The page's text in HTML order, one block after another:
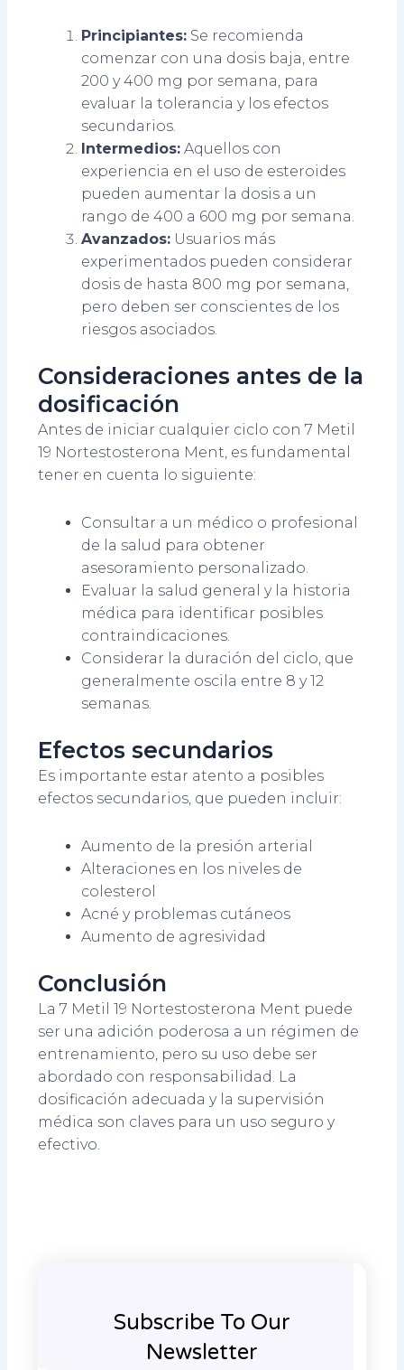
Principiantes: Se recomienda
comenzar con una dosis baja, entre
200 y 400 mg por semana, para
evaluar la tolerancia y los efectos
secundarios.
Intermedios: Aquellos con
experiencia en el uso de esteroides
pueden aumentar la dosis a un
rango de 400 a 600 mg por semana.
Avanzados: Usuarios más
experimentados pueden considerar
dosis de hasta 800 mg por semana,
pero deben ser conscientes de los
riesgos asociados.
Consideraciones antes de la
dosificación
Antes de iniciar cualquier ciclo con 7 Metil
19 Nortestosterona Ment, es fundamental
tener en cuenta lo siguiente:
Consultar a un médico o profesional
de la salud para obtener
asesoramiento personalizado.
Evaluar la salud general y la historia
médica para identificar posibles
contraindicaciones.
Considerar la duración del ciclo, que
generalmente oscila entre 8 y 12
semanas.
Efectos secundarios
Es importante estar atento a posibles
efectos secundarios, que pueden incluir:
Aumento de la presión arterial
Alteraciones en los niveles de
colesterol
Acné y problemas cutáneos
Aumento de agresividad
Conclusión
La 7 Metil 19 Nortestosterona Ment puede
ser una adición poderosa a un régimen de
entrenamiento, pero su uso debe ser
abordado con responsabilidad. La
dosificación adecuada y la supervisión
médica son claves para un uso seguro y
efectivo.
Subscribe To Our
Newsletter